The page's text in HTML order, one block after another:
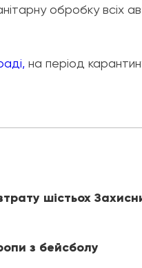
обробку всіх
на період
шістьох
з бейсболу